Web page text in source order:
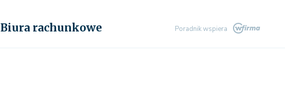
Biura rachunkowe Poradnik wspiera